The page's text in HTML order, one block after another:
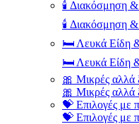
🕯️ Διακόσμηση
🕯️ Διακόσμηση
🛏️ Λευκά Είδη
🛏️ Λευκά Είδη
🎀 Μικρές αλλά
🎀 Μικρές αλλά
💝 Επιλογές με
💝 Επιλογές με